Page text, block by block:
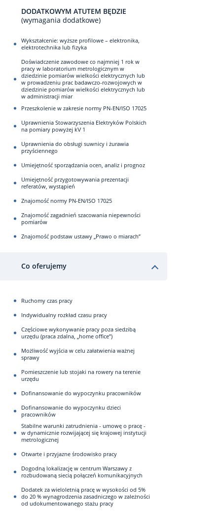
DODATKOWYM ATUTEM BĘDZIE
(wymagania dodatkowe)
Wykształcenie: wyższe profilowe – elektronika,
elektrotechnika lub fizyka
Doświadczenie zawodowe co najmniej 1 rok w
pracy w laboratorium metrologicznym w
dziedzinie pomiarów wielkości elektrycznych lub
w prowadzeniu prac badawczo-rozwojowych w
dziedzinie pomiarów wielkości elektrycznych lub
w administracji miar
Przeszkolenie w zakresie normy PN-EN/ISO 17025
Uprawnienia Stowarzyszenia Elektryków Polskich
na pomiary powyżej kV 1
Uprawnienia do obsługi suwnicy i żurawia
przyściennego
Umiejętność sporządzania ocen, analiz i prognoz
Umiejętność przygotowywania prezentacji
referatów, wystąpień
Znajomość normy PN-EN/ISO 17025
Znajomość zagadnień szacowania niepewności
pomiarów
Znajomość podstaw ustawy „Prawo o miarach”
Co oferujemy
Ruchomy czas pracy
Indywidualny rozkład czasu pracy
Częściowe wykonywanie pracy poza siedzibą
urzędu (praca zdalna, „home office”)
Możliwość wyjścia w celu załatwienia ważnej
sprawy
Pomieszczenie lub stojaki na rowery na terenie
urzędu
Dofinansowanie do wypoczynku pracowników
Dofinansowanie do wypoczynku dzieci
pracowników
Stabilne warunki zatrudnienia - umowę o pracę -
w dynamicznie rozwijającej się krajowej instytucji
metrologicznej
Otwarte i przyjazne środowisko pracy
Dogodną lokalizację w centrum Warszawy z
rozbudowaną siecią połączeń komunikacyjnych
Dodatek za wieloletnią pracę w wysokości od 5%
do 20 % wynagrodzenia zasadniczego w zależności
od udokumentowanego stażu pracy